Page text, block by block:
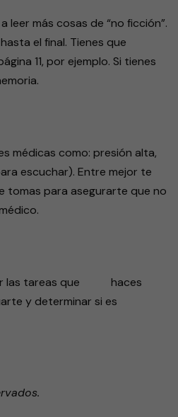
leer más cosas de “no ficción”.
el final. Tienes que
11, por ejemplo. Si tienes
médicas como: presión alta,
escuchar). Entre mejor te
tomas para asegurarte que no
las tareas que
haces
y determinar si es